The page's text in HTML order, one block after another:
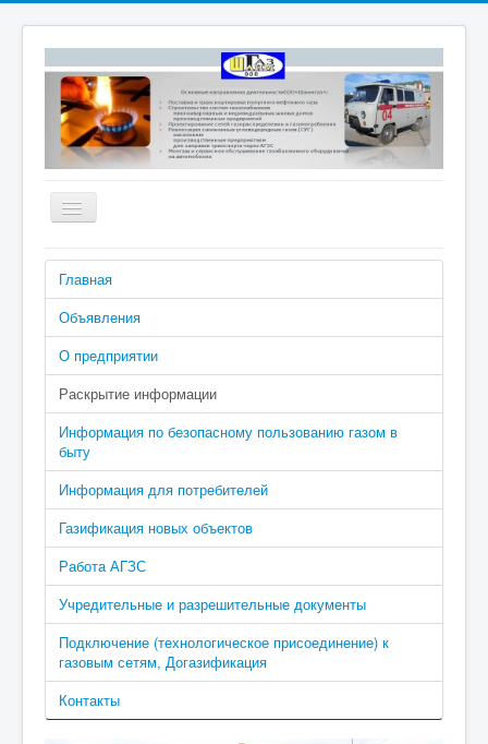
Включить/
Номера телефонов аварийно-
диспетчерской службы: 04 (040 с
Главная
Объявления
О предприятии
Раскрытие информации
Информация по безопасному пользованию газом в
быту
Информация для потребителей
Газификация новых объектов
Работа АГЗС
Учредительные и разрешительные документы
Подключение (технологическое присоединение) к
газовым сетям, Догазификация
Контакты